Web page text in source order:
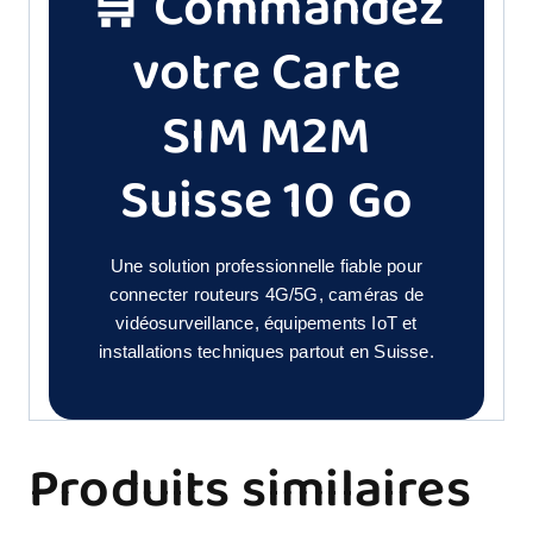
votre Carte
SIM M2M
Suisse 10 Go
Une solution professionnelle fiable pour
connecter routeurs 4G/5G, caméras de
vidéosurveillance, équipements IoT et
installations techniques partout en Suisse.
Produits similaires